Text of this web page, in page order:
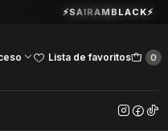
Lista de favoritos 0
202. Oficina 102.Ver Horarios
⚡SAIRAMBLACK⚡
GRATIS